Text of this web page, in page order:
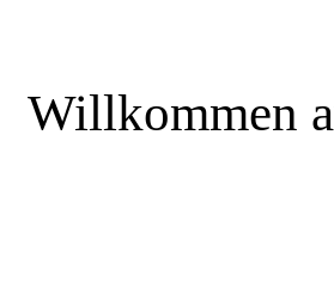
Willkommen